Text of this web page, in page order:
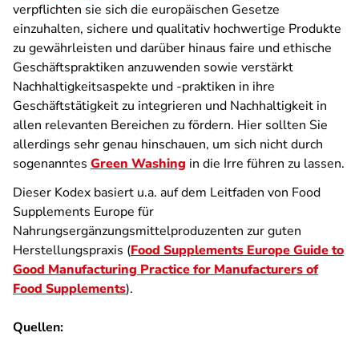
verpflichten sie sich die europäischen Gesetze
einzuhalten, sichere und qualitativ hochwertige Produkte
zu gewährleisten und darüber hinaus faire und ethische
Geschäftspraktiken anzuwenden sowie verstärkt
Nachhaltigkeitsaspekte und -praktiken in ihre
Geschäftstätigkeit zu integrieren und Nachhaltigkeit in
allen relevanten Bereichen zu fördern. Hier sollten Sie
allerdings sehr genau hinschauen, um sich nicht durch
sogenanntes Green Washing in die Irre führen zu lassen.
Dieser Kodex basiert u.a. auf dem Leitfaden von Food
Supplements Europe für
Nahrungsergänzungsmittelproduzenten zur guten
Herstellungspraxis (Food Supplements Europe Guide to
Good Manufacturing Practice for Manufacturers of
Food Supplements).
Quellen: